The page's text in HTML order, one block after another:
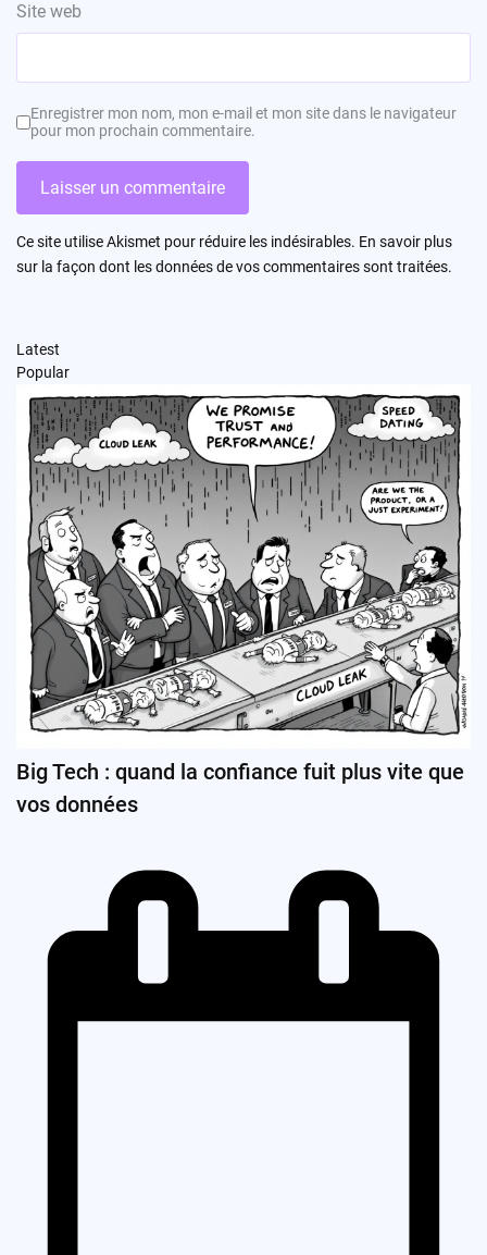
Site web
Enregistrer mon nom, mon e-mail et mon site dans le navigateur
pour mon prochain commentaire.
Ce site utilise Akismet pour réduire les indésirables. En savoir plus
sur la façon dont les données de vos commentaires sont traitées.
Latest
Popular
Big Tech : quand la confiance fuit plus vite que
vos données